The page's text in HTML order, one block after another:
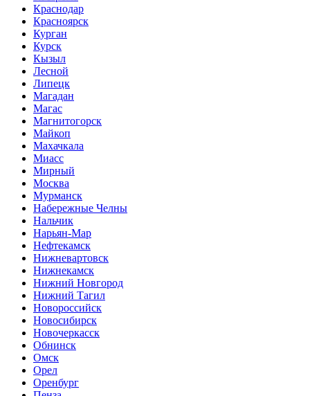
Краснодар
Красноярск
Курган
Курск
Кызыл
Лесной
Липецк
Магадан
Магас
Магнитогорск
Майкоп
Махачкала
Миасс
Мирный
Москва
Мурманск
Набережные Челны
Нальчик
Нарьян-Мар
Нефтекамск
Нижневартовск
Нижнекамск
Нижний Новгород
Нижний Тагил
Новороссийск
Новосибирск
Новочеркасск
Обнинск
Омск
Орел
Оренбург